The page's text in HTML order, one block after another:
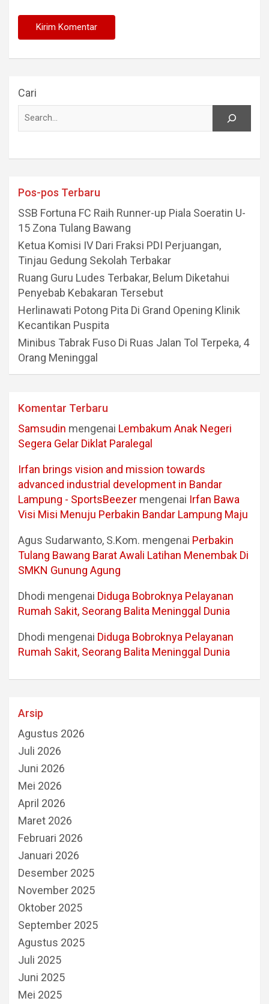
Cari
Pos-pos Terbaru
SSB Fortuna FC Raih Runner-up Piala Soeratin U-
15 Zona Tulang Bawang
Ketua Komisi IV Dari Fraksi PDI Perjuangan,
Tinjau Gedung Sekolah Terbakar
Ruang Guru Ludes Terbakar, Belum Diketahui
Penyebab Kebakaran Tersebut
Herlinawati Potong Pita Di Grand Opening Klinik
Kecantikan Puspita
Minibus Tabrak Fuso Di Ruas Jalan Tol Terpeka, 4
Orang Meninggal
Komentar Terbaru
Samsudin mengenai Lembakum Anak Negeri
Segera Gelar Diklat Paralegal
Irfan brings vision and mission towards
advanced industrial development in Bandar
Lampung - SportsBeezer mengenai Irfan Bawa
Visi Misi Menuju Perbakin Bandar Lampung Maju
Agus Sudarwanto, S.Kom. mengenai Perbakin
Tulang Bawang Barat Awali Latihan Menembak Di
SMKN Gunung Agung
Dhodi mengenai Diduga Bobroknya Pelayanan
Rumah Sakit, Seorang Balita Meninggal Dunia
Dhodi mengenai Diduga Bobroknya Pelayanan
Rumah Sakit, Seorang Balita Meninggal Dunia
Arsip
Agustus 2026
Juli 2026
Juni 2026
Mei 2026
April 2026
Maret 2026
Februari 2026
Januari 2026
Desember 2025
November 2025
Oktober 2025
September 2025
Agustus 2025
Juli 2025
Juni 2025
Mei 2025